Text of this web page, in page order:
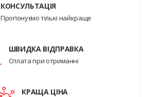
КОНСУЛЬТАЦІЯ
Пропонуємо тількі найкраще
ШВИДКА ВІДПРАВКА
Сплата при отриманні
КРАЩА ЦІНА